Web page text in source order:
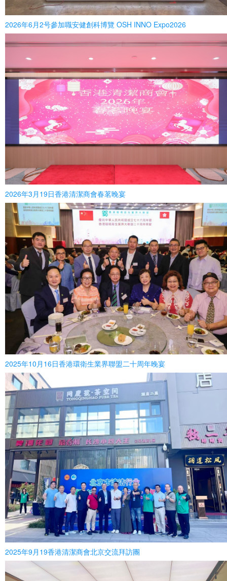
2026年6月2号參加職安健創科博覽 OSH INNO Expo2026
2026年3月19日香港清潔商會春茗晚宴
2025年10月16日香港環衛生業界聯盟二十周年晚宴
2025年9月19香港清潔商會北京交流拜訪團